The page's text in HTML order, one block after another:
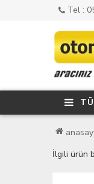
Tel :
İlgili ürün